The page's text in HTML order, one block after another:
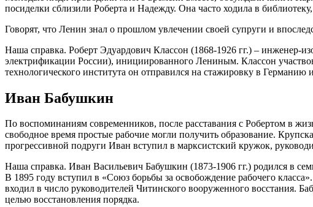
посиделки сблизили Роберта и Надежду. Она часто ходила в библиотеку,
Говорят, что Ленин знал о прошлом увлечении своей супруги и
Наша справка. Роберт Эдуардович Классон (1868-1926 гг.) – инженер-
электрификации России), инициированного Лениным. Классон
технологического института он отправился на стажировку в
Иван Бабушкин
По воспоминаниям современников, после расставания с Робертом в
свободное время простые рабочие могли получить образование.
прогрессивной подруги Иван вступил в марксистский кружок,
Наша справка. Иван Васильевич Бабушкин (1873-1906 гг.) родился в
В 1895 году вступил в «Союз борьбы за освобождение рабочего
входил в число руководителей Читинского вооруженного восстания.
целью восстановления порядка.